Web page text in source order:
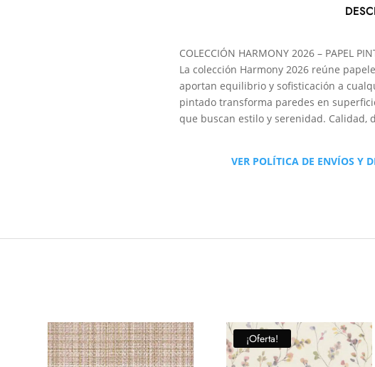
COLECCIÓN HARMONY 2026 – PAPEL
La colección Harmony 2026 reúne
aportan equilibrio y sofisticación a
pintado transforma paredes en
que buscan estilo y serenidad. Calidad,
VER POLÍTICA DE ENVÍOS Y
¡Oferta!